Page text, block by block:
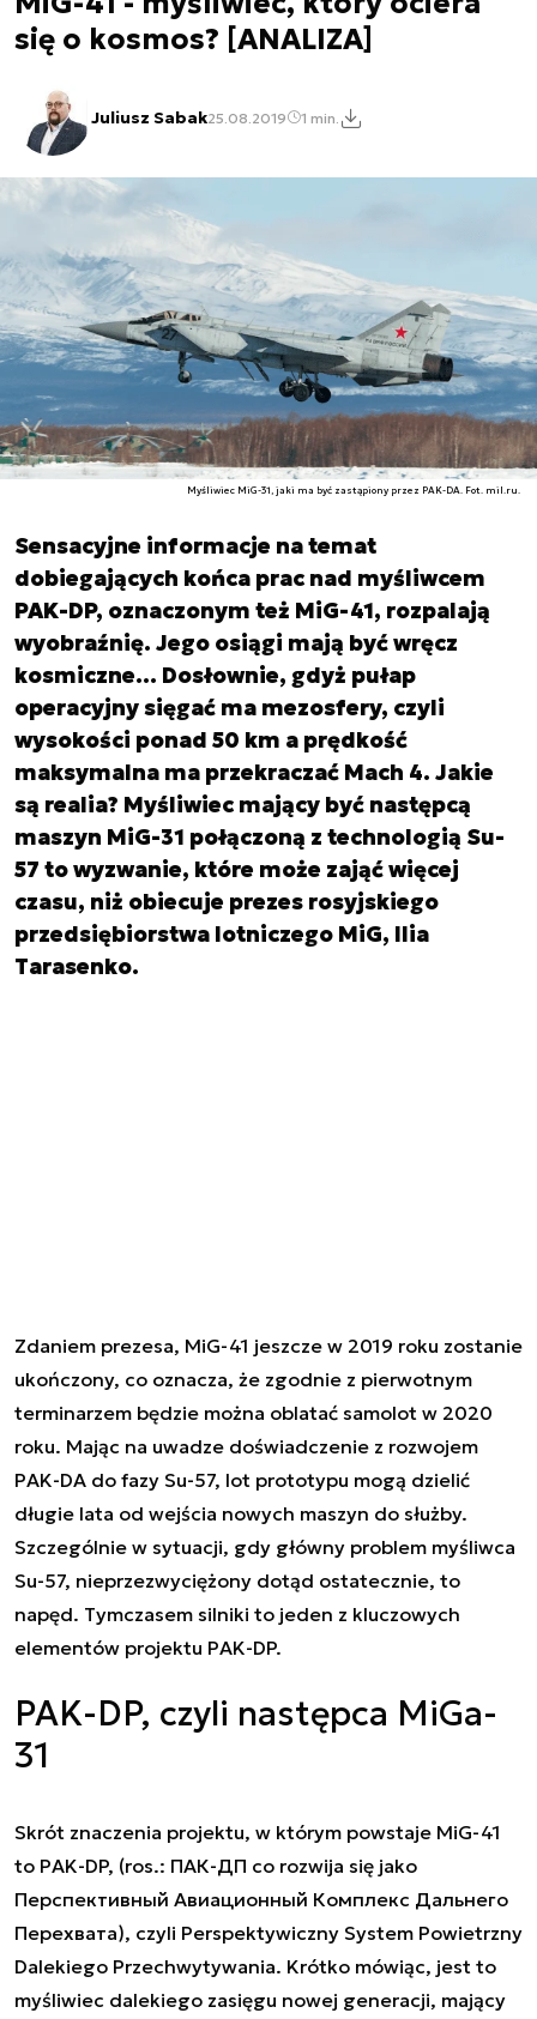
się o kosmos? [ANALIZA]
Juliusz Sabak25.08.2019 1 min.
Myśliwiec MiG-31, jaki ma być zastąpiony przez PAK-DA. Fot. mil.ru.
Sensacyjne informacje na temat
dobiegających końca prac nad myśliwcem
PAK-DP, oznaczonym też MiG-41, rozpalają
wyobraźnię. Jego osiągi mają być wręcz
kosmiczne… Dosłownie, gdyż pułap
operacyjny sięgać ma mezosfery, czyli
wysokości ponad 50 km a prędkość
maksymalna ma przekraczać Mach 4. Jakie
są realia? Myśliwiec mający być następcą
maszyn MiG-31 połączoną z technologią Su-
57 to wyzwanie, które może zająć więcej
czasu, niż obiecuje prezes rosyjskiego
przedsiębiorstwa lotniczego MiG, Ilia
Tarasenko.
Zdaniem prezesa, MiG-41 jeszcze w 2019 roku zostanie
ukończony, co oznacza, że zgodnie z pierwotnym
terminarzem będzie można oblatać samolot w 2020
roku. Mając na uwadze doświadczenie z rozwojem
PAK-DA do fazy Su-57, lot prototypu mogą dzielić
długie lata od wejścia nowych maszyn do służby.
Szczególnie w sytuacji, gdy główny problem myśliwca
Su-57, nieprzezwyciężony dotąd ostatecznie, to
napęd. Tymczasem silniki to jeden z kluczowych
elementów projektu PAK-DP.
PAK-DP, czyli następca MiGa-
31
Skrót znaczenia projektu, w którym powstaje MiG-41
to PAK-DP, (ros.: ПАК-ДП co rozwija się jako
Перспективный Aвиационный Комплекс Дальнего
Перехвата), czyli Perspektywiczny System Powietrzny
Dalekiego Przechwytywania. Krótko mówiąc, jest to
myśliwiec dalekiego zasięgu nowej generacji, mający